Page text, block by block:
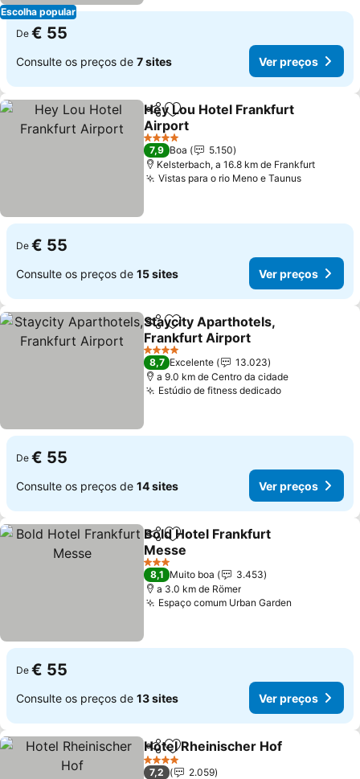
Escolha popular
De € 55
Consulte os preços de 7 sites Ver preços
PartilharAdicionar aos favoritos
Hey Lou Hotel Frankfurt
Airport
Ver preços
4 Estrelas
7,9 Boa
5.150
Kelsterbach, a 16.8 km de Frankfurt
Vistas para o rio Meno e TaunusVer
De € 55
Consulte os preços de 15 sites Ver preços
PartilharAdicionar aos favoritos
Staycity Aparthotels,
Frankfurt Airport
Ver preços
4 Estrelas
8,7 Excelente
13.023
a 9.0 km de Centro da cidade
Estúdio de fitness dedicadoVer preços
De € 55
Consulte os preços de 14 sites Ver preços
PartilharAdicionar aos favoritos
Bold Hotel Frankfurt
Messe
Ver preços
3 Estrelas
8,1 Muito boa
3.453
a 3.0 km de Römer
Espaço comum Urban Garden
De € 55
Consulte os preços de 13 sites Ver preços
PartilharAdicionar aos favoritos
Hotel Rheinischer Hof
4 Estrelas
7,2
2.059